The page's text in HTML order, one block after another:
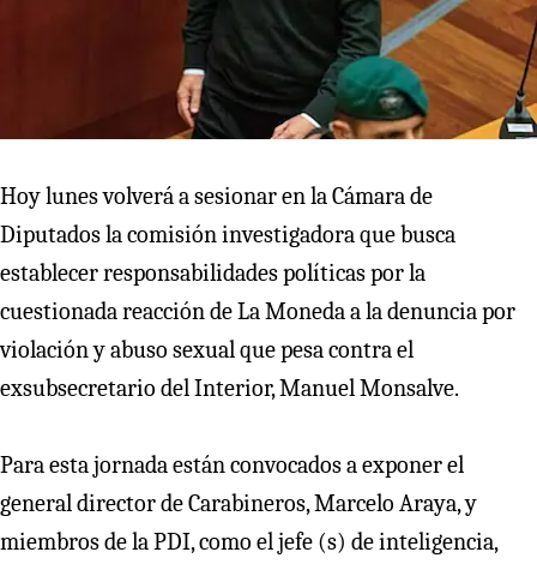
Hoy lunes volverá a sesionar en la Cámara de
Diputados la comisión investigadora que busca
establecer responsabilidades políticas por la
cuestionada reacción de La Moneda a la denuncia por
violación y abuso sexual que pesa contra el
exsubsecretario del Interior, Manuel Monsalve.
Para esta jornada están convocados a exponer el
general director de Carabineros, Marcelo Araya, y
miembros de la PDI, como el jefe (s) de inteligencia,